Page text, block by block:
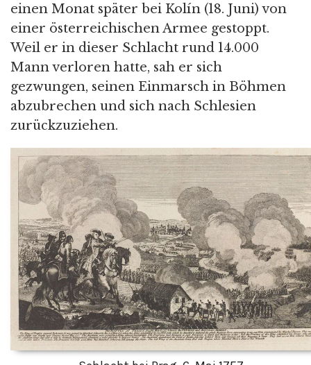
einen Monat später bei Kolín (18. Juni) von
einer österreichischen Armee gestoppt.
Weil er in dieser Schlacht rund 14.000
Mann verloren hatte, sah er sich
gezwungen, seinen Einmarsch in Böhmen
abzubrechen und sich nach Schlesien
zurückzuziehen.